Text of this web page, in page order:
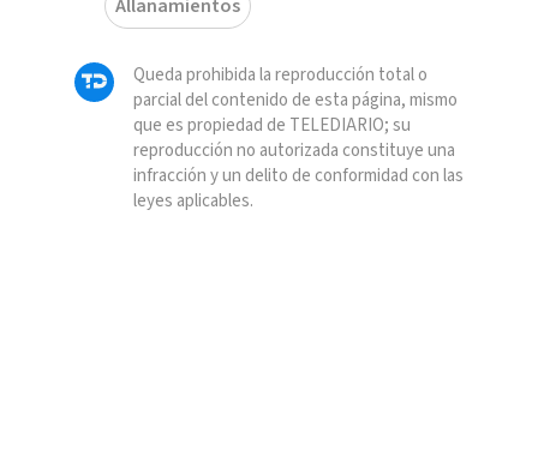
Allanamientos
Queda prohibida la reproducción total o
parcial del contenido de esta página, mismo
que es propiedad de TELEDIARIO; su
reproducción no autorizada constituye una
infracción y un delito de conformidad con las
leyes aplicables.